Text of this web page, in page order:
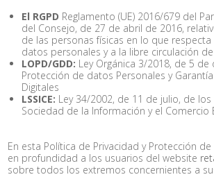
El RGPD Reglamento (UE) 2016/679 del
del Consejo, de 27 de abril de 2016,
de las personas físicas en lo que
datos personales y a la libre circulación
LOPD/GDD: Ley Orgánica 3/2018, de 5
Protección de datos Personales y
Digitales
LSSICE: Ley 34/2002, de 11 de julio, de los
Sociedad de la Información y el Comercio
En esta Política de Privacidad y Protección
en profundidad a los usuarios del website
sobre todos los extremos concernientes a